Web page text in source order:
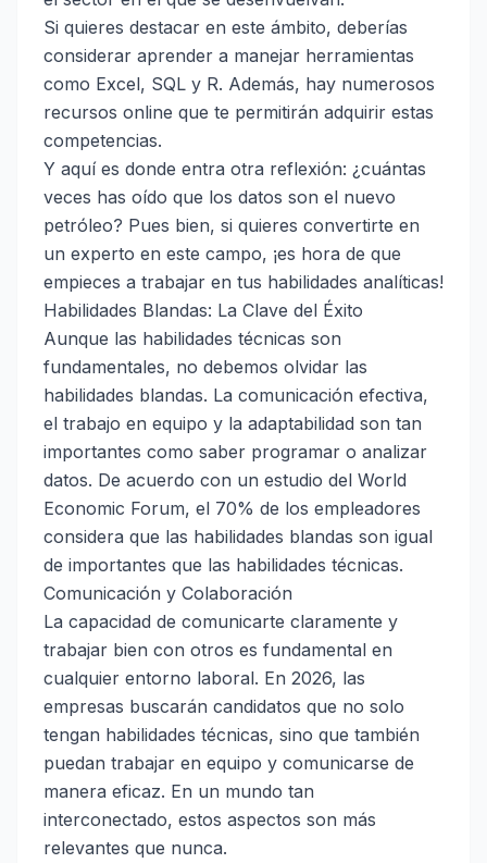
Si quieres destacar en este ámbito, deberías
considerar aprender a manejar herramientas
como Excel, SQL y R. Además, hay numerosos
recursos online que te permitirán adquirir estas
competencias.
Y aquí es donde entra otra reflexión: ¿cuántas
veces has oído que los datos son el nuevo
petróleo? Pues bien, si quieres convertirte en
un experto en este campo, ¡es hora de que
empieces a trabajar en tus habilidades analíticas!
Habilidades Blandas: La Clave del Éxito
Aunque las habilidades técnicas son
fundamentales, no debemos olvidar las
habilidades blandas. La comunicación efectiva,
el trabajo en equipo y la adaptabilidad son tan
importantes como saber programar o analizar
datos. De acuerdo con un estudio del World
Economic Forum, el 70% de los empleadores
considera que las habilidades blandas son igual
de importantes que las habilidades técnicas.
Comunicación y Colaboración
La capacidad de comunicarte claramente y
trabajar bien con otros es fundamental en
cualquier entorno laboral. En 2026, las
empresas buscarán candidatos que no solo
tengan habilidades técnicas, sino que también
puedan trabajar en equipo y comunicarse de
manera eficaz. En un mundo tan
interconectado, estos aspectos son más
relevantes que nunca.